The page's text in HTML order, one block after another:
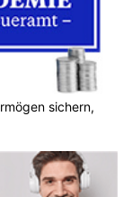
sichern,